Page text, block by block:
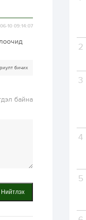
10 09:14:07
бичих
байна
Нийтлэх